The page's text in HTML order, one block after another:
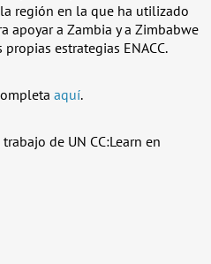
región en la que ha utilizado
apoyar a Zambia y a Zimbabwe
estrategias ENACC.
aquí.
de UN CC:Learn en